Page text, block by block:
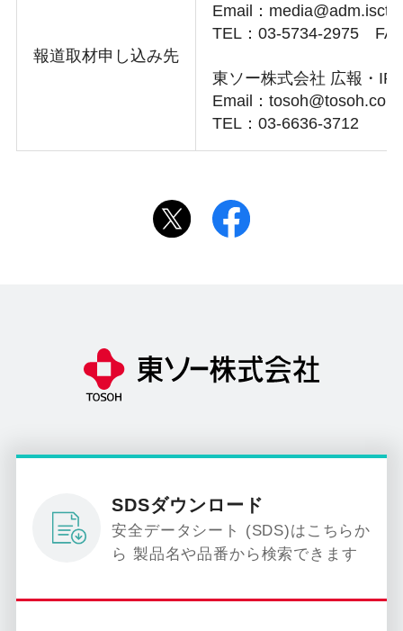
報道取材申し込み先
Email：
TEL：03-5734-2975
東ソー株式会社 広報・IR
Email：tosoh@tosoh.co.jp
TEL：03-6636-3712
SDSダウンロード
安全データシート (SDS)はこちらか
ら 製品名や品番から検索できます